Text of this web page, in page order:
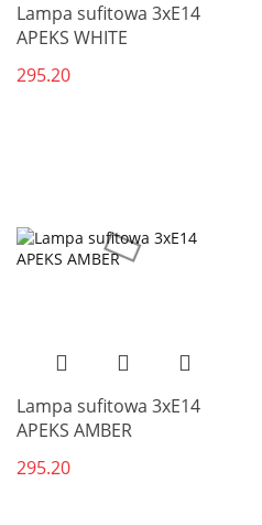
Lampa sufitowa 3xE14
APEKS WHITE
295.20
Lampa sufitowa 3xE14
APEKS AMBER
295.20